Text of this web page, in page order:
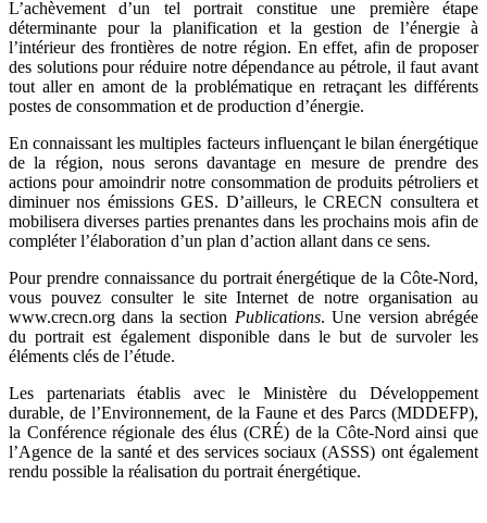
L’achèvement d’un tel portrait constitue une première étape
déterminante pour la planification et la gestion de l’énergie à
l’intérieur des frontières de notre région. En effet, afin de proposer
des solutions pour réduire notre dépendance au pétrole, il faut avant
tout aller en amont de la problématique en retraçant les différents
postes de consommation et de production d’énergie.
En connaissant les multiples facteurs influençant le bilan énergétique
de la région, nous serons davantage en mesure de prendre des
actions pour amoindrir notre consommation de produits pétroliers et
diminuer nos émissions GES. D’ailleurs, le CRECN consultera et
mobilisera diverses parties prenantes dans les prochains mois afin de
compléter l’élaboration d’un plan d’action allant dans ce sens.
Pour prendre connaissance du portrait énergétique de la Côte-Nord,
vous pouvez consulter le site Internet de notre organisation au
www.crecn.org dans la section Publications. Une version abrégée
du portrait est également disponible dans le but de survoler les
éléments clés de l’étude.
Les partenariats établis avec le Ministère du Développement
durable, de l’Environnement, de la Faune et des Parcs (MDDEFP),
la Conférence régionale des élus (CRÉ) de la Côte-Nord ainsi que
l’Agence de la santé et des services sociaux (ASSS) ont également
rendu possible la réalisation du portrait énergétique.